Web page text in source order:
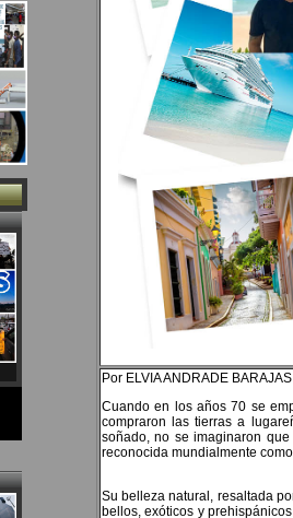
Por ELVIA ANDRADE BARAJAS
Cuando en los años 70 se
compraron las tierras a
soñado, no se imaginaron
reconocida mundialmente
Su belleza natural, resaltada
bellos, exóticos y